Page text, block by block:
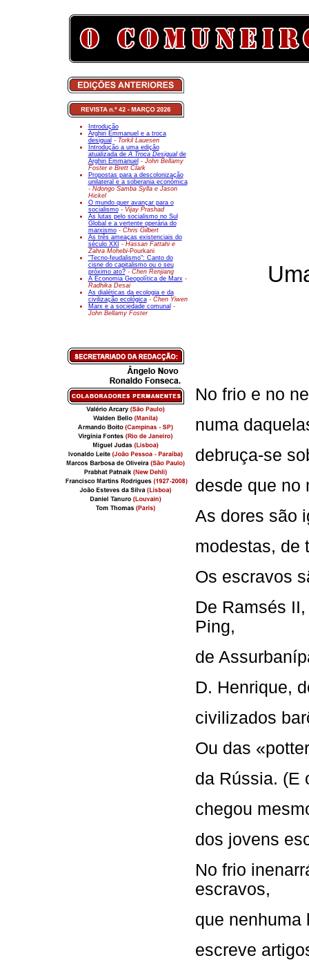
Introdução
Arghiri Emmanuel e a troca
desigual - Torkil Lauesen
Introdução a uma edição
atualizada deA Troca Desigualde
Arghiri Emmanuel - John Bellamy
Foster e Brett Clark
Propostas para a descolonização
unilateral e a soberania económica
- Ndongo Samba Sylla e Jason
Hickel
O mundo quer avançar para o
socialismo- Vijay Prashad
As lutas pelo socialismo no Sul
Global e a vertente operária do
marxismo- Chris Gilbert
As três ameaças existenciais do
século XXI - Hassan Fattahi e
Zahra Mohebi-Pourkani
"Tecno-feudalismo": Canto do
cisne do capitalismo ou o seu
próximo ato? - Chen Renjiang
A Economia Geopolítica de Marx-
Radhika Desai
As dialéticas da ecologia e da
civilização ecológica - Chen Yiwen
Marx e a sociedade comunal -
John Bellamy Foster
No frio e no
numa
debruça-se
desde que no
As dores são
modestas, de
Os escravos
De Ramsés
Ping,
de
D. Henrique,
civilizados
Ou das
da Rússia. (E
chegou
dos jovens
No frio
escravos,
que nenhuma
escreve